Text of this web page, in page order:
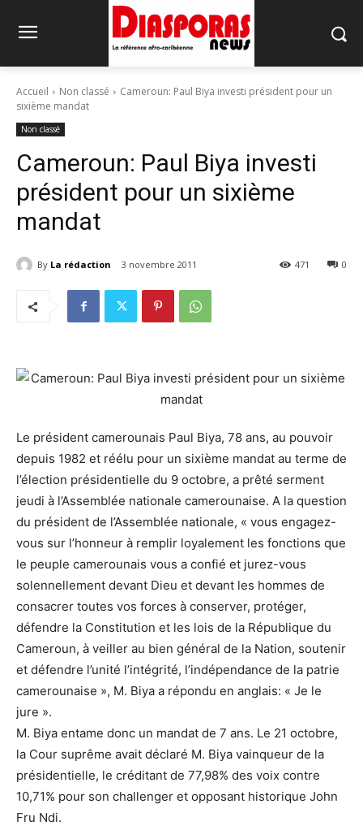
Accueil Non classé
Cameroun: Paul Biya investi président pour un
sixième mandat
Non classé
Cameroun: Paul Biya investi
président pour un sixième
mandat
By La rédaction 3 novembre 2011 0
471
Le président camerounais Paul Biya, 78 ans, au pouvoir
depuis 1982 et réélu pour un sixième mandat au terme de
l’élection présidentielle du 9 octobre, a prêté serment
jeudi à l’Assemblée nationale camerounaise. A la question
du président de l’Assemblée nationale, « vous engagez-
vous sur l’honneur à remplir loyalement les fonctions que
le peuple camerounais vous a confié et jurez-vous
solennellement devant Dieu et devant les hommes de
consacrer toutes vos forces à conserver, protéger,
défendre la Constitution et les lois de la République du
Cameroun, à veiller au bien général de la Nation, soutenir
et défendre l’unité l’intégrité, l’indépendance de la patrie
camerounaise », M. Biya a répondu en anglais: « Je le
jure ».
M. Biya entame donc un mandat de 7 ans. Le 21 octobre,
la Cour suprême avait déclaré M. Biya vainqueur de la
présidentielle, le créditant de 77,98% des voix contre
10,71% pour son challenger et opposant historique John
Fru Ndi.